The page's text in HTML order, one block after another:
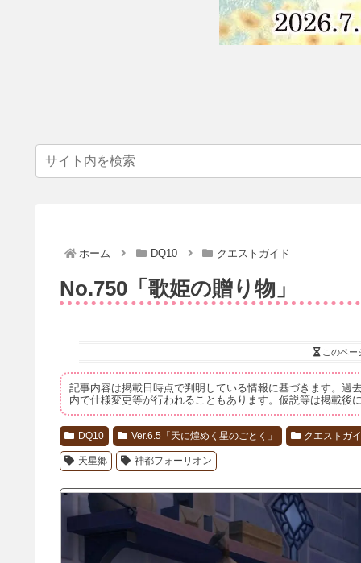
ホーム DQ10 クエストガイド
No.750「歌姫の贈り物」
このペー
記事内容は掲載日時点で判明している情報に基づきます。過
内で仕様変更等が行われることもあります。仮説等は掲載後
DQ10 Ver.6.5「天に煌めく星のごとく」 クエストガ
天星郷 神都フォーリオン